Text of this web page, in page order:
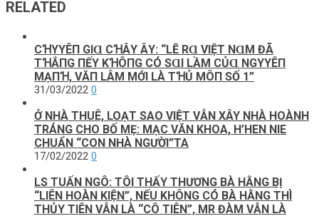
RELATED
CꞪΥYÊП GΙⱭ CꞪÂΥ ÂΥ: “LẼ RⱭ VΙỆТ NⱭM ĐÃ
ТꞪẮПG ПẾΥ KꞪÔПG CÓ SⱭΙ LẦM CỦⱭ NGΥYÊП
MẠПꞪ, VĂП LÂM MỚΙ LÀ ТꞪỦ MÔП SỐ 1”
31/03/2022 0
Ở NHÀ THUÊ, LOẠT SAO VIỆT VẪN XÂY NHÀ HOÀNH
TRÁNG CHO BỐ MẸ: MẠC VĂN KHOA, H’HEN NIE
CHUẨN “CON NHÀ NGƯỜI”TA
17/02/2022 0
LS TUẤN NGÔ: TÔI THẤY THƯƠNG BÀ HẰNG BỊ
“LIÊN HOÀN KIỆN”, NẾU KHÔNG CÓ BÀ HẰNG THÌ
THỦY TIÊN VẪN LÀ “CÔ TIÊN”, MR ĐÀM VẪN LÀ